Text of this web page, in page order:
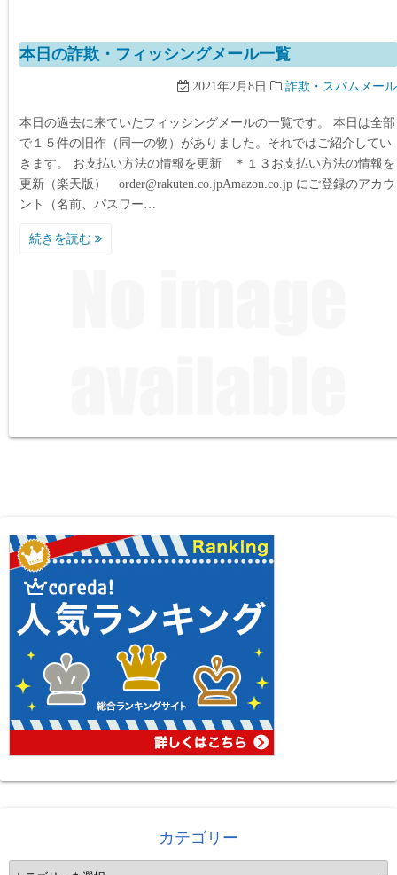
本日の詐欺・フィッシングメール一覧
2021年2月8日 詐欺・スパムメール
本日の過去に来ていたフィッシングメールの一覧です。 本日は全部
で１５件の旧作（同一の物）がありました。それではご紹介してい
きます。 お支払い方法の情報を更新 ＊１３お支払い方法の情報を
更新（楽天版） order@rakuten.co.jpAmazon.co.jp にご登録のアカウ
ント（名前、パスワー…
続きを読む
カテゴリー
カ